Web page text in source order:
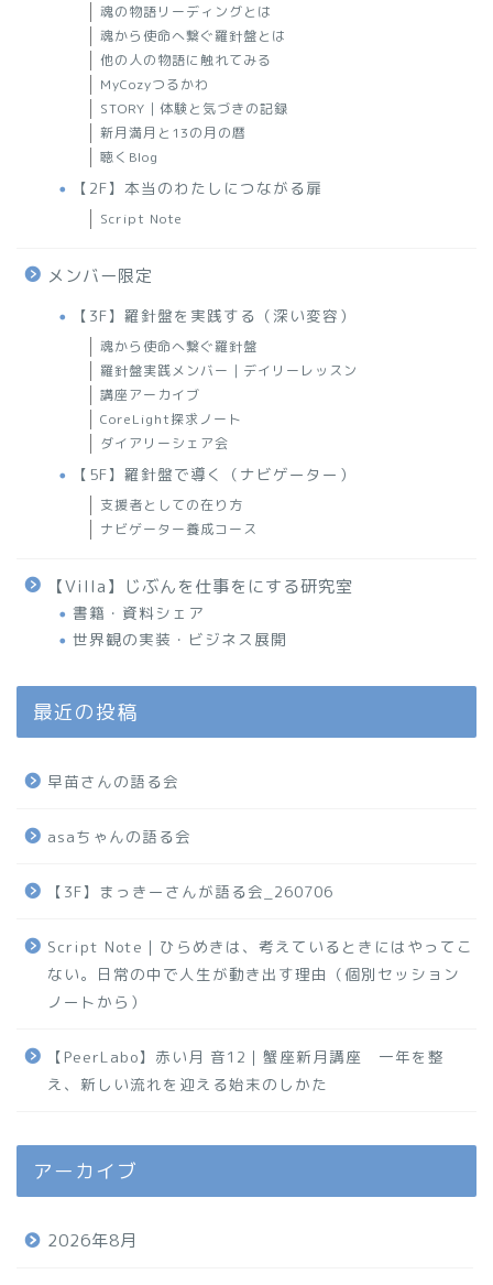
魂の物語リーディングとは
魂から使命へ繋ぐ羅針盤とは
他の人の物語に触れてみる
MyCozyつるかわ
STORY｜体験と気づきの記録
新月満月と13の月の暦
聴くBlog
【2F】本当のわたしにつながる扉
Script Note
メンバー限定
【3F】羅針盤を実践する（深い変容）
魂から使命へ繋ぐ羅針盤
羅針盤実践メンバー｜デイリーレッスン
講座アーカイブ
CoreLight探求ノート
ダイアリーシェア会
【5F】羅針盤で導く（ナビゲーター）
支援者としての在り方
ナビゲーター養成コース
【Villa】じぶんを仕事をにする研究室
書籍・資料シェア
世界観の実装・ビジネス展開
最近の投稿
早苗さんの語る会
asaちゃんの語る会
【3F】まっきーさんが語る会_260706
Script Note｜ひらめきは、考えているときにはやってこ
ない。日常の中で人生が動き出す理由（個別セッション
ノートから）
【PeerLabo】赤い月 音12｜蟹座新月講座 一年を整
え、新しい流れを迎える始末のしかた
アーカイブ
2026年8月